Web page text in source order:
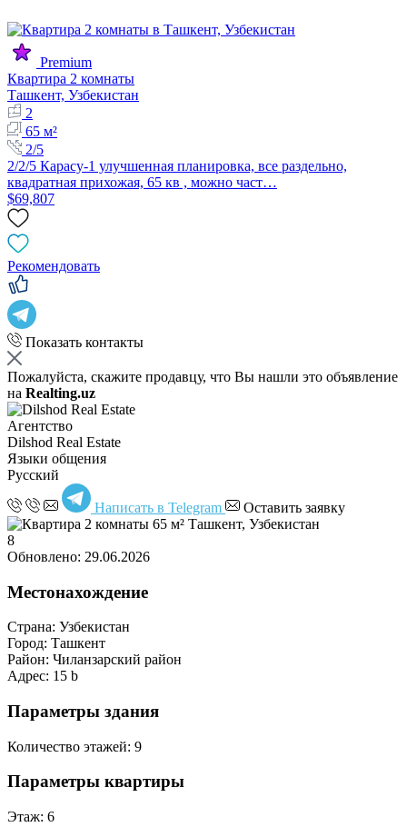
Premium
Квартира 2 комнаты
Ташкент, Узбекистан
2
65 м²
2/5
2/2/5 Карасу-1 улучшенная планировка, все раздельно,
квадратная прихожая, 65 кв , можно част…
$69,807
Рекомендовать
Показать контакты
Пожалуйста, скажите продавцу, что Вы нашли это объявление
на Realting.uz
Агентство
Dilshod Real Estate
Языки общения
Русский
Написать в Telegram Оставить заявку
8
Обновлено: 29.06.2026
Местонахождение
Страна: Узбекистан
Город: Ташкент
Район: Чиланзарский район
Адрес: 15 b
Параметры здания
Количество этажей: 9
Параметры квартиры
Этаж: 6